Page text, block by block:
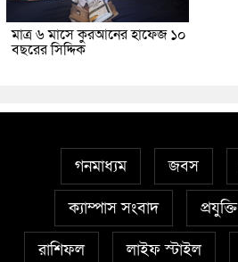
মাত্র ৬ মাসে কুরআনের হাফেজ ১০
বছরের সিদ্দিক
গনমাধ্যম জবস
ক্যাম্পাস সংবাদ প্রযুক্তি
রাশিফল লাইফ স্টাইল